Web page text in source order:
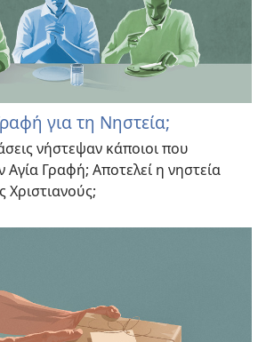
για τη Νηστεία;
νήστεψαν κάποιοι που
Αγία Γραφή; Αποτελεί η νηστεία
Χριστιανούς;